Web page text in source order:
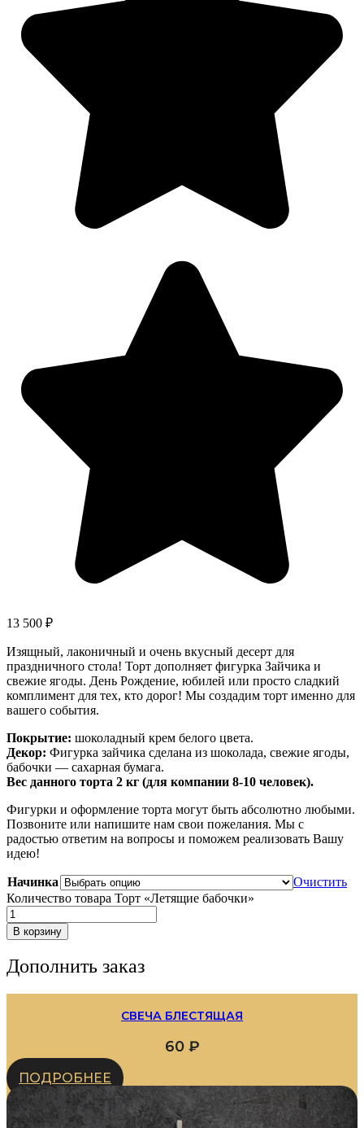
13 500 ₽
Изящный, лаконичный и очень вкусный десерт для
праздничного стола! Торт дополняет фигурка Зайчика и
свежие ягоды. День Рождение, юбилей или просто сладкий
комплимент для тех, кто дорог! Мы создадим торт именно для
вашего события.
Покрытие: шоколадный крем белого цвета.
Декор: Фигурка зайчика сделана из шоколада, свежие ягоды,
бабочки — сахарная бумага.
Вес данного торта 2 кг (для компании 8-10 человек).
Фигурки и оформление торта могут быть абсолютно любыми.
Позвоните или напишите нам свои пожелания. Мы с
радостью ответим на вопросы и поможем реализовать Вашу
идею!
Начинка
Очистить
Количество товара Торт «Летящие бабочки»
В корзину
Дополнить заказ
СВЕЧА БЛЕСТЯЩАЯ
60 ₽
ПОДРОБНЕЕ